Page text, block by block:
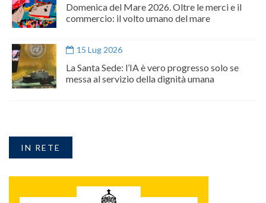
Domenica del Mare 2026. Oltre le merci e il
commercio: il volto umano del mare
15 Lug 2026
La Santa Sede: l’IA è vero progresso solo se
messa al servizio della dignità umana
IN RETE